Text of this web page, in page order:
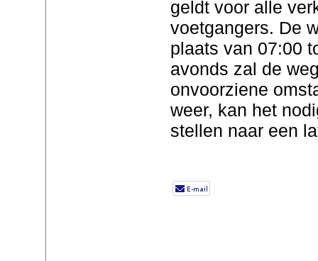
geldt voor alle
voetgangers. De
plaats van 07:00
avonds zal de
onvoorziene
weer, kan het
stellen naar een